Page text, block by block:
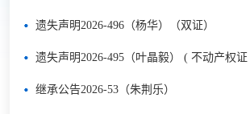
遗失声明2026-496（杨华）（双证）
遗失声明2026-495（叶晶毅） ( 不动产权证
继承公告2026-53（朱荆乐）